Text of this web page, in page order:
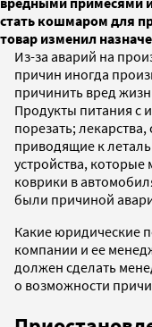
стать кошмаром для
товар изменил
Из-за аварий на
причин иногда
причинить вред
Продукты питания с
порезать;
приводящие к
устройства, которые
коврики в
были причиной
Какие юридические
компании и ее
должен сделать
о возможности